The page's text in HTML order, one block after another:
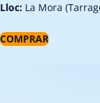
Lloc: La Mora
COMPRAR